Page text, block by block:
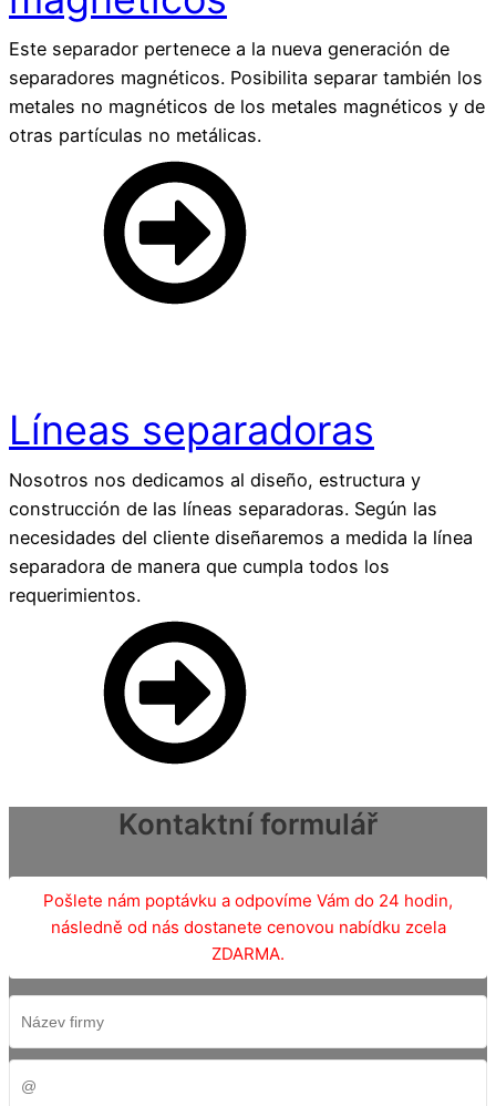
Este separador pertenece a la nueva generación de
separadores magnéticos. Posibilita separar también los
metales no magnéticos de los metales magnéticos y de
otras partículas no metálicas.
Líneas separadoras
Nosotros nos dedicamos al diseño, estructura y
construcción de las líneas separadoras. Según las
necesidades del cliente diseñaremos a medida la línea
separadora de manera que cumpla todos los
requerimientos.
Kontaktní formulář
Pošlete nám poptávku a odpovíme Vám do 24 hodin,
následně od nás dostanete cenovou nabídku zcela
ZDARMA.